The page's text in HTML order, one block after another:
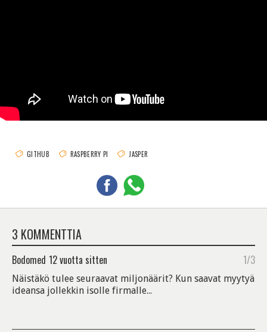
GITHUB RASPBERRY PI JASPER
3 KOMMENTTIA
Bodomed 12 vuotta sitten 1/3
Näistäkö tulee seuraavat miljonäärit? Kun saavat myytyä
ideansa jollekkin isolle firmalle...